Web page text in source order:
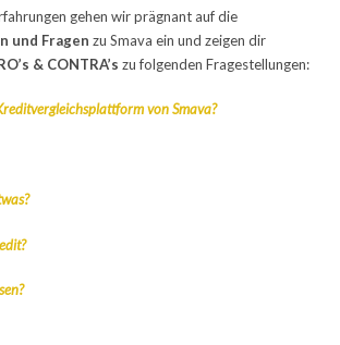
gehen wir prägnant auf die
und Fragen zu Smava ein und zeigen dir
& CONTRA’s zu folgenden Fragestellungen:
von Smava?